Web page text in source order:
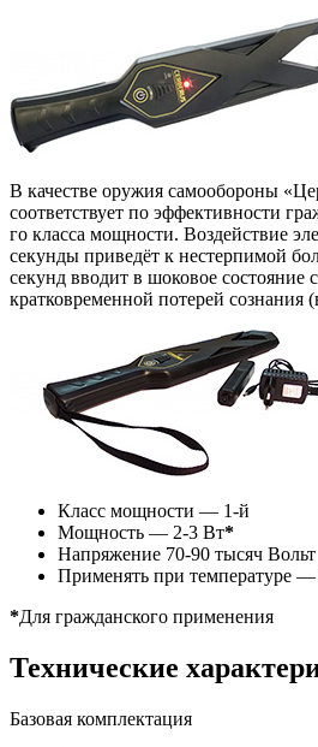
В качестве оружия самообороны
соответствует по эффективности
го класса мощности. Воздействие
секунды приведёт к нестерпимой
секунд вводит в шоковое состояние
кратковременной потерей сознания
Класс мощности — 1-й
Мощность — 2-3 Вт*
Напряжение 70-90 тысяч Вольт
Применять при температуре —
*Для гражданского применения
Технические
Базовая комплектация